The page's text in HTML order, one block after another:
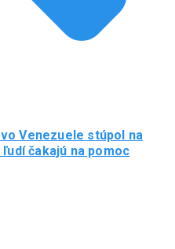
Venezuele stúpol na
čakajú na pomoc